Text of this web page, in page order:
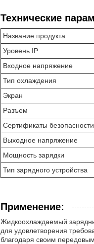
Технические
Название продукта
Уровень IP
Входное напряжение
Тип охлаждения
Экран
Разъем
Сертификаты безопасности
Выходное напряжение
Мощность зарядки
Тип зарядного устройства
Применение:
Жидкоохлаждаемый
для удовлетворения
благодаря своим